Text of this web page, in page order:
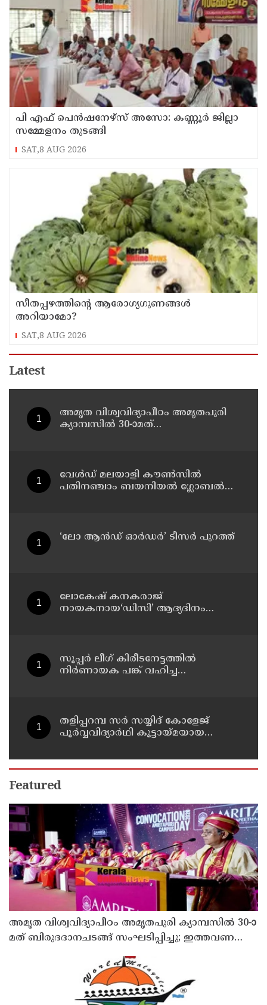
പി എഫ് പെൻഷനേഴ്സ് അസോ: കണ്ണൂർ ജില്ലാ
സമ്മേളനം തുടങ്ങി
SAT,8 AUG 2026
സീതപ്പഴത്തിന്റെ ആരോഗ്യഗുണങ്ങൾ
അറിയാമോ?
SAT,8 AUG 2026
Latest
അമൃത വിശ്വവിദ്യാപീഠം അമൃതപുരി
ക്യാമ്പസിൽ 30-ാമത്
വേൾഡ് മലയാളി കൗൺസിൽ
പതിനഞ്ചാം ബയനിയൽ ഗ്ലോബൽ
‘ലോ ആൻഡ് ഓർഡർ’ ടീസർ പുറത്ത്
ലോകേഷ് കനകരാജ്
നായകനായ‘ഡിസി’ ആദ്യദിനം
സൂപ്പര്‍ ലീഗ് കിരീടനേട്ടത്തില്‍
നിര്‍ണായക പങ്ക് വഹിച്ച
തളിപ്പറമ്പ സർ സയ്യിദ് കോളേജ്
പൂർവ്വവിദ്യാർഥി കൂട്ടായ്മയായ
25 ലക്ഷം രൂപ ചെലവിൽ നിർമ്മിച്ച
പ്രധാന കവാടത്തിന്റെ ഉദ്ഘാടനം
തിങ്കളാഴ്ച നടക്കും
Featured
അമൃത വിശ്വവിദ്യാപീഠം അമൃതപുരി ക്യാമ്പസിൽ 30-ാ
മത് ബിരുദദാനചടങ്ങ് സംഘടിപ്പിച്ചു; ഇത്തവണ
ബിരുദം സ്വീകരിച്ചത് 3006 പേർ - 54 പേർക്ക്
ഡോക്ടറൽ ബിരുദം